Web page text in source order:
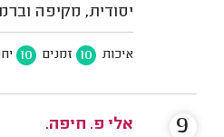
יסודית, מקיפה
איכות 10 זמנים 10
אלי פ. חיפה.
9